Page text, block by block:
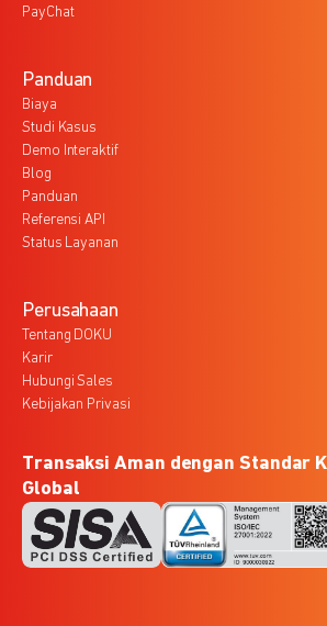
PayChat
Panduan
Biaya
Studi Kasus
Demo Interaktif
Blog
Panduan
Referensi API
Status Layanan
Perusahaan
Tentang DOKU
Karir
Hubungi Sales
Kebijakan Privasi
Transaksi Aman dengan Standar
Global